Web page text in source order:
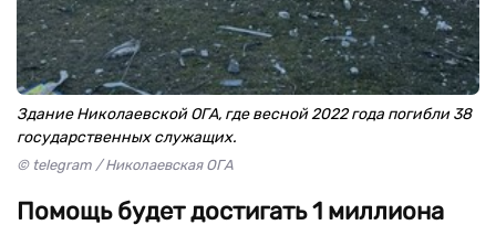
Здание Николаевской ОГА, где весной 2022 года погибли 38
государственных служащих.
© telegram / Николаевская ОГА
Помощь будет достигать 1 миллиона